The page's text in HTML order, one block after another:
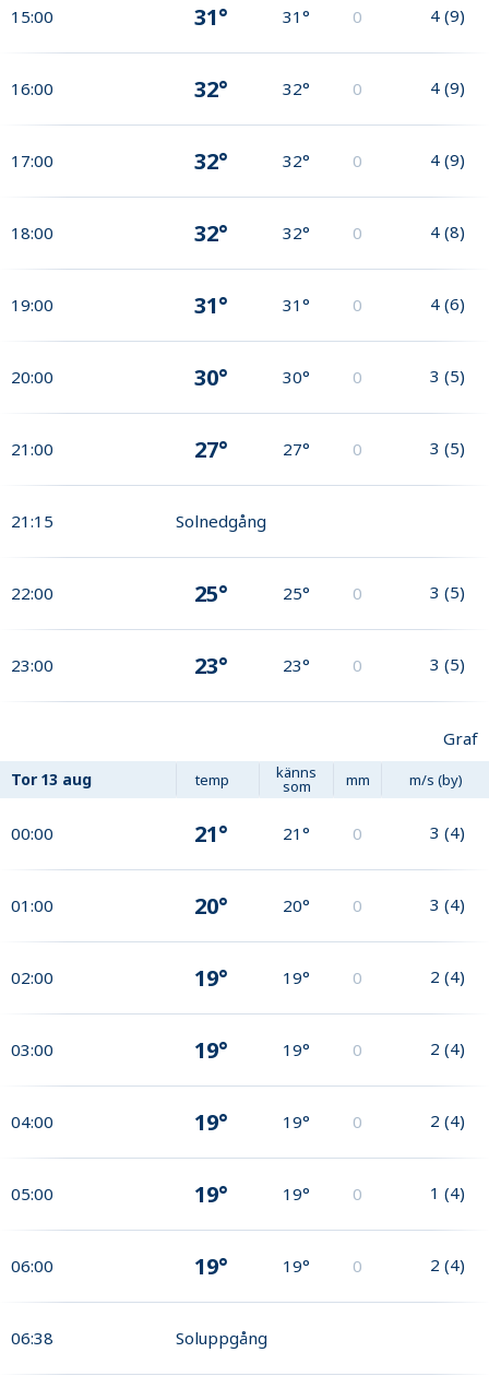
15:00 31° 31° 0 4 (9)
16:00 32° 32° 0 4 (9)
17:00 32° 32° 0 4 (9)
18:00 32° 32° 0 4 (8)
19:00 31° 31° 0 4 (6)
20:00 30° 30° 0 3 (5)
21:00 27° 27° 0 3 (5)
21:15 Solnedgång
22:00 25° 25° 0 3 (5)
23:00 23° 23° 0 3 (5)
Graf
Tor 13 aug temp känns
som mm m/s (by)
00:00 21° 21° 0 3 (4)
01:00 20° 20° 0 3 (4)
02:00 19° 19° 0 2 (4)
03:00 19° 19° 0 2 (4)
04:00 19° 19° 0 2 (4)
05:00 19° 19° 0 1 (4)
06:00 19° 19° 0 2 (4)
06:38 Soluppgång